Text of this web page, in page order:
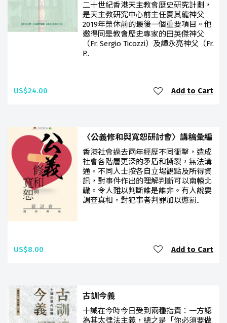
二十世紀香港天主教會歷史研究計劃，
是天主教研究中心前主任夏其龍神父
2019年榮休前的最後一個重要項目。他
邀得同是教會歷史專家的田英傑神父
（Fr. Sergio Ticozzi）及譚永亮神父（Fr.
P..
US$24.00 Add to Cart
〈公義修和與寬恕研討會〉講稿彙編
香港社會過去兩年經歷不同衝擊，造成
社會各階層更深的矛盾和撕裂，無法溝
通。不同人士按各自立場觀點及所得資
訊，對事件作出的理解判斷可以南轅北
轍。令人難以判斷誰是誰非。有人說要
調查真相，對犯事者判罪加以懲罰..
US$8.00 Add to Cart
古訓今義
十誡在今時今日受到兩種指責：一方認
為其太律法主義，總之是「你必須要做